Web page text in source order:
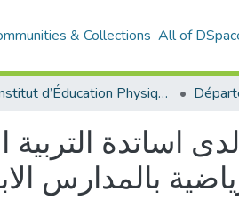
& Collections All of
Institut d’Éducation Physique et Sportive
اساتدة التربية
بالمدارس